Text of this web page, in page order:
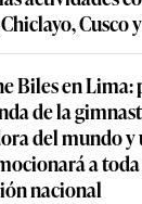
Cusco
Biles en Lima:
de la
del mundo y
a
nacional